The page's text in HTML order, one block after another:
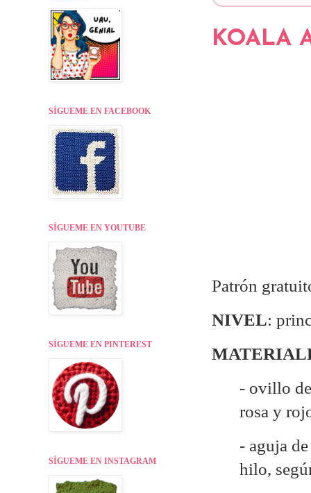
KOALA
Patrón
NIVEL:
- ovillo
rosa y
- aguja
hilo,
SÍGUEME EN FACEBOOK
SÍGUEME EN YOUTUBE
SÍGUEME EN PINTEREST
SÍGUEME EN INSTAGRAM